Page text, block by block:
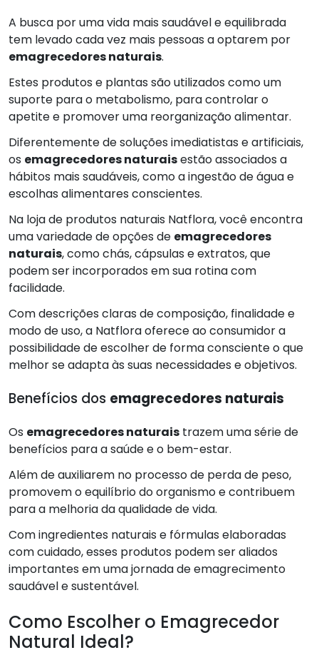
A busca por uma vida mais saudável e equilibrada
tem levado cada vez mais pessoas a optarem por
emagrecedores naturais.
Estes produtos e plantas são utilizados como um
suporte para o metabolismo, para controlar o
apetite e promover uma reorganização alimentar.
Diferentemente de soluções imediatistas e artificiais,
os emagrecedores naturaisestão associados a
hábitos mais saudáveis, como a ingestão de água e
escolhas alimentares conscientes.
Na loja de produtos naturais Natflora, você encontra
uma variedade de opções de emagrecedores
naturais, como chás, cápsulas e extratos, que
podem ser incorporados em sua rotina com
facilidade.
Com descrições claras de composição, finalidade e
modo de uso, a Natflora oferece ao consumidor a
possibilidade de escolher de forma consciente o que
melhor se adapta às suas necessidades e objetivos.
Benefícios dos emagrecedores naturais
Os emagrecedores naturais trazem uma série de
benefícios para a saúde e o bem-estar.
Além de auxiliarem no processo de perda de peso,
promovem o equilíbrio do organismo e contribuem
para a melhoria da qualidade de vida.
Com ingredientes naturais e fórmulas elaboradas
com cuidado, esses produtos podem ser aliados
importantes em uma jornada de emagrecimento
saudável e sustentável.
Como Escolher o Emagrecedor
Natural Ideal?